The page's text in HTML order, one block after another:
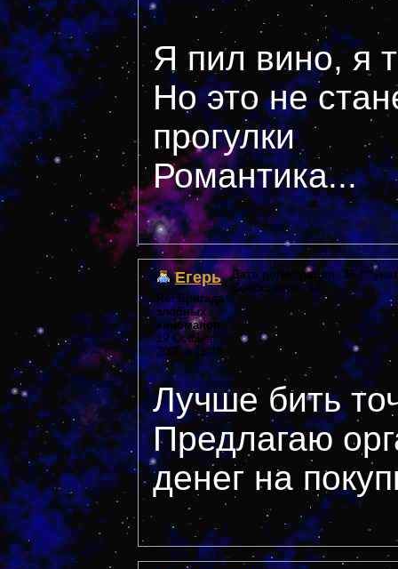
Я пил вино, я
Но это не
прогулки
Романтика...
Егерь
Re: Бригада
злобных
киноманов
19 October,
2005 в 11:48
Дата регистрации: 36
Сообщений: 42
Лучше бить
Предлагаю
денег на